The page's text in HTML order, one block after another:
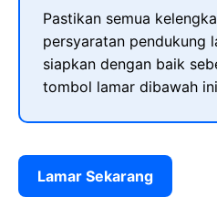
Pastikan semua
persyaratan pendukung
siapkan dengan baik
tombol lamar dibawah
Lamar Sekarang